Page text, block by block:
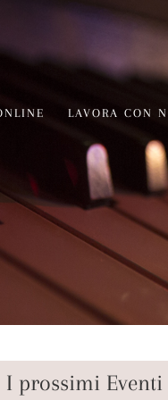
LAVORA CON
I prossimi Eventi